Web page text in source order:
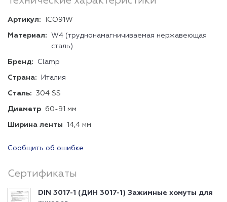
Артикул: ICO91W
Материал:
W4 (труднонамагничиваемая нержавеющая
сталь)
Бренд: Clamp
Страна: Италия
Сталь: 304 SS
Диаметр 60-91 мм
Ширина ленты 14,4 мм
Сообщить об ошибке
Сертификаты
DIN 3017-1 (ДИН 3017-1) Зажимные хомуты для